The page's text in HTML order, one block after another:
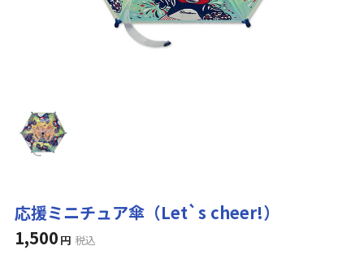
応援ミニチュア傘（Let`s cheer!）
1,500 円 税込